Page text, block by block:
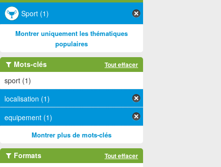
Sport (1)
Montrer uniquement les thématiques
populaires
Mots-clés Tout effacer
sport (1)
localisation (1)
equipement (1)
Montrer plus de mots-clés
Formats Tout effacer